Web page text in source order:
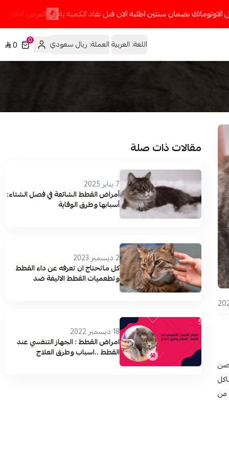
بضمان سنتين اطلبه الان قبل نفاذ الكميه ية العرض الاقوى
اللغة: العربيةالعملة: ريال سعودي 0
0
من
مقالات ذات صلة
7 يناير 2025
أمراض القطط الشائعة في فصل الشتاء:
أسبابها وطرق الوقاية
2 ديسمبر 2023
كل ماتحتاج ان تعرفه عن داء القطط
وتطعميات القطط الاليفة ضد
18 ديسمبر 2022
امراض القطط : الجهاز التنفسي عند
القطط ..اسباب وطرق العلاج